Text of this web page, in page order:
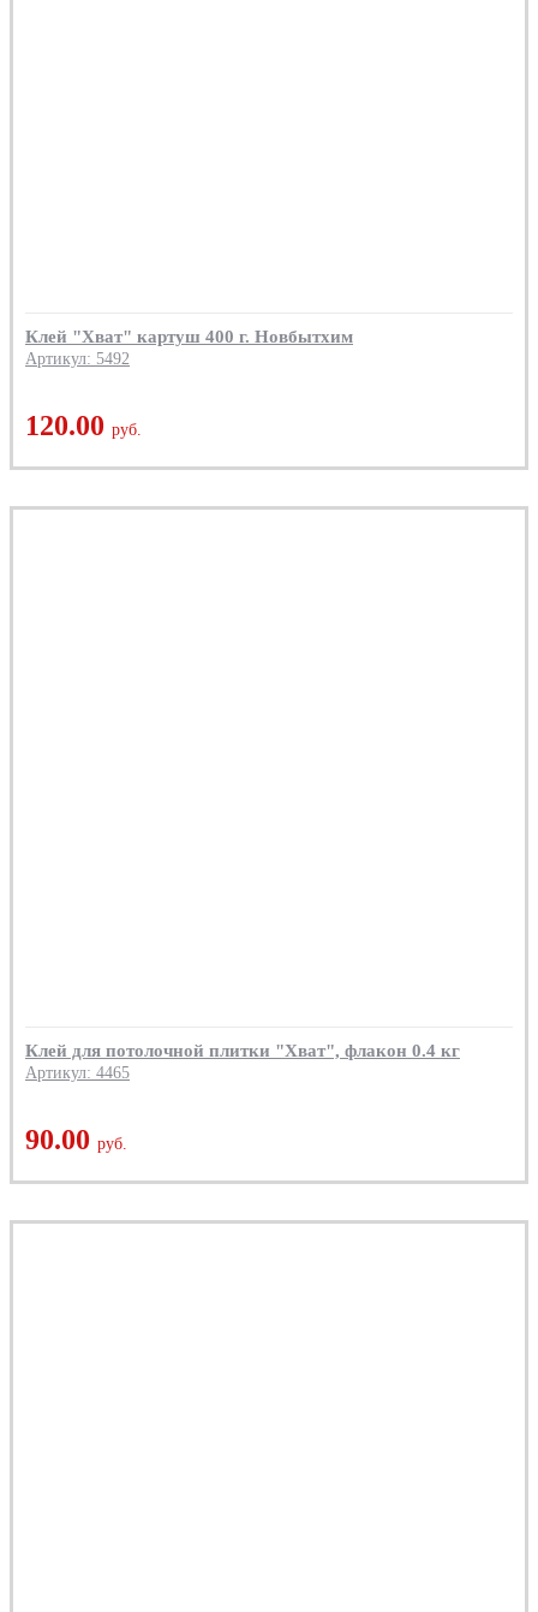
Клей "Хват" картуш 400 г. Новбытхим
Артикул: 5492
120.00 руб.
Клей для потолочной плитки "Хват", флакон 0.4 кг
Артикул: 4465
90.00 руб.